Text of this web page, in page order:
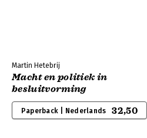
Martin Hetebrij
Macht en politiek in
besluitvorming
Paperback | Nederlands 32,50